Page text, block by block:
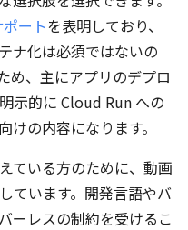
ートを表明しており、
ナ化は必須ではないの
め、主にアプリのデプロ
示的に Cloud Run への
の内容になります。
ている方のために、動画
ています。開発言語やバ
ーレスの制約を受けるこ